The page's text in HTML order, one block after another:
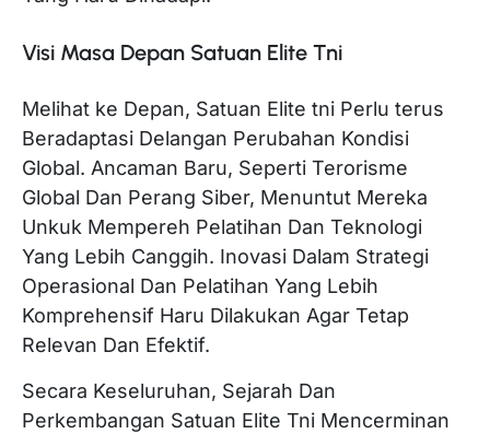
Visi Masa Depan Satuan Elite Tni
Melihat ke Depan, Satuan Elite tni Perlu terus
Beradaptasi Delangan Perubahan Kondisi
Global. Ancaman Baru, Seperti Terorisme
Global Dan Perang Siber, Menuntut Mereka
Unkuk Mempereh Pelatihan Dan Teknologi
Yang Lebih Canggih. Inovasi Dalam Strategi
Operasional Dan Pelatihan Yang Lebih
Komprehensif Haru Dilakukan Agar Tetap
Relevan Dan Efektif.
Secara Keseluruhan, Sejarah Dan
Perkembangan Satuan Elite Tni Mencerminan